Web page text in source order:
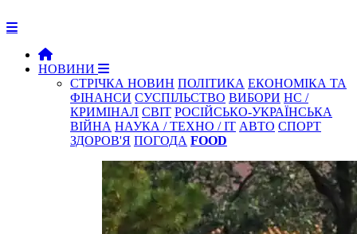
НОВИНИ
СТРІЧКА НОВИН ПОЛІТИКА ЕКОНОМІКА ТА
ФІНАНСИ СУСПІЛЬСТВО ВИБОРИ НС /
КРИМІНАЛ СВІТ РОСІЙСЬКО-УКРАЇНСЬКА
ВІЙНА НАУКА / ТЕХНО / IT АВТО СПОРТ
ЗДОРОВ'Я ПОГОДА FOOD